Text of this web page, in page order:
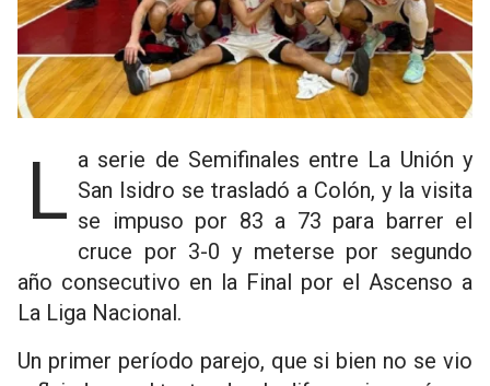
La serie de Semifinales entre La Unión y San Isidro se trasladó a Colón, y la visita
se impuso por 83 a 73 para barrer el
cruce por 3-0 y meterse por segundo
año consecutivo en la Final por el Ascenso a
La Liga Nacional.
Un primer período parejo, que si bien no se vio